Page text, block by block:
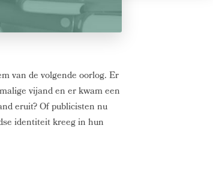
van de volgende oorlog. Er
vijand en er kwam een
eruit? Of publicisten nu
identiteit kreeg in hun